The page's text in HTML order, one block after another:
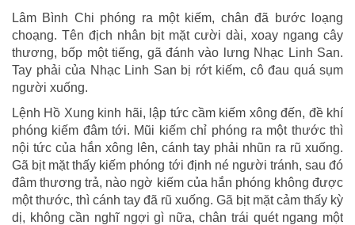
Lâm Bình Chi phóng ra một kiếm, chân đã bước loạng
choạng. Tên địch nhân bịt mặt cười dài, xoay ngang cây
thương, bốp một tiếng, gã đánh vào lưng Nhạc Linh San.
Tay phải của Nhạc Linh San bị rớt kiếm, cô đau quá sụm
người xuống.
Lệnh Hồ Xung kinh hãi, lập tức cầm kiếm xông đến, đề khí
phóng kiếm đâm tới. Mũi kiếm chỉ phóng ra một thước thì
nội tức của hắn xông lên, cánh tay phải nhũn ra rũ xuống.
Gã bịt mặt thấy kiếm phóng tới định né người tránh, sau đó
đâm thương trả, nào ngờ kiếm của hắn phóng không được
một thước, thì cánh tay đã rũ xuống. Gã bịt mặt cảm thấy kỳ
dị, không cần nghĩ ngợi gì nữa, chân trái quét ngang một